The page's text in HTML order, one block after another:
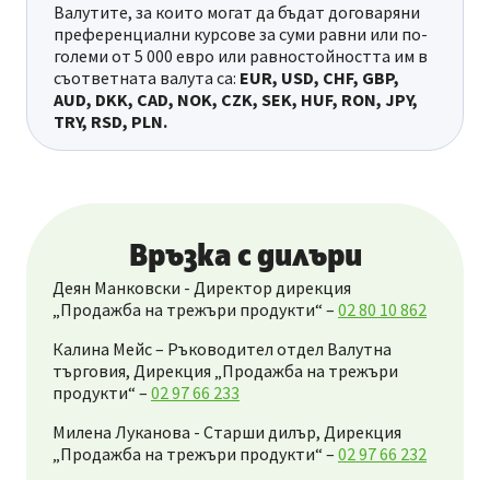
Валутите, за които могат да бъдат договаряни
преференциални курсове за суми равни или по-
големи от 5 000 евро или равностойността им в
съответната валута са: EUR, USD, CHF, GBP,
AUD, DKK, CAD, NOK, CZK, SEK, HUF, RON, JPY,
TRY, RSD, PLN.
Връзка с дилъри
Деян Манковски - Директор дирекция
„Продажба на трежъри продукти“ – 02 80 10 862
Калина Мейс – Ръководител отдел Валутна
търговия, Дирекция „Продажба на трежъри
продукти“ – 02 97 66 233
Милена Луканова - Старши дилър, Дирекция
„Продажба на трежъри продукти“ – 02 97 66 232